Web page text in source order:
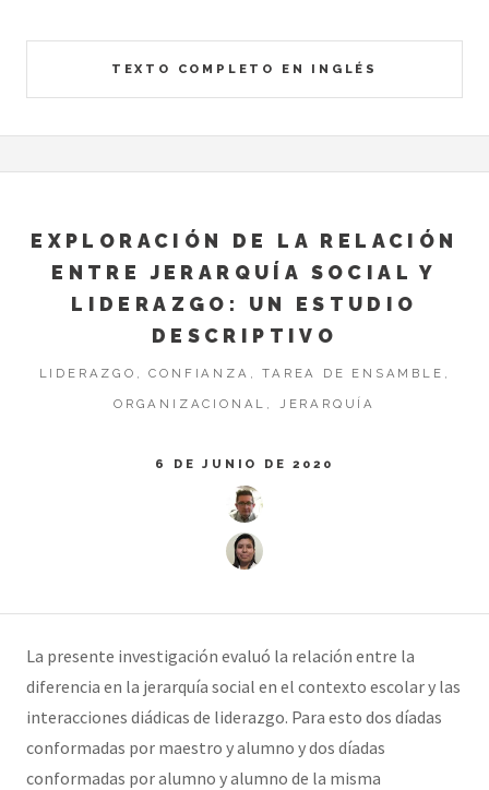
TEXTO COMPLETO EN INGLÉS
EXPLORACIÓN DE LA RELACIÓN
ENTRE JERARQUÍA SOCIAL Y
LIDERAZGO: UN ESTUDIO
DESCRIPTIVO
LIDERAZGO, CONFIANZA, TAREA DE ENSAMBLE,
ORGANIZACIONAL, JERARQUÍA
6 DE JUNIO DE 2020
La presente investigación evaluó la relación entre la
diferencia en la jerarquía social en el contexto escolar y las
interacciones diádicas de liderazgo. Para esto dos díadas
conformadas por maestro y alumno y dos díadas
conformadas por alumno y alumno de la misma